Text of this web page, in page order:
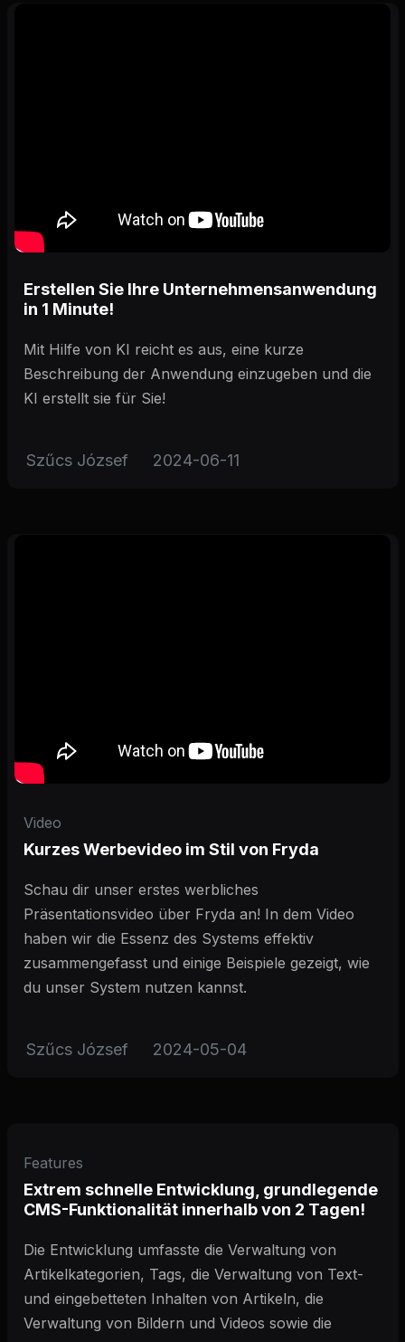
Erstellen Sie Ihre Unternehmensanwendung
in 1 Minute!
Mit Hilfe von KI reicht es aus, eine kurze
Beschreibung der Anwendung einzugeben und die
KI erstellt sie für Sie!
Szűcs József 2024-06-11
Video
Kurzes Werbevideo im Stil von Fryda
Schau dir unser erstes werbliches
Präsentationsvideo über Fryda an! In dem Video
haben wir die Essenz des Systems effektiv
zusammengefasst und einige Beispiele gezeigt, wie
du unser System nutzen kannst.
Szűcs József 2024-05-04
Features
Extrem schnelle Entwicklung, grundlegende
CMS-Funktionalität innerhalb von 2 Tagen!
Die Entwicklung umfasste die Verwaltung von
Artikelkategorien, Tags, die Verwaltung von Text-
und eingebetteten Inhalten von Artikeln, die
Verwaltung von Bildern und Videos sowie die